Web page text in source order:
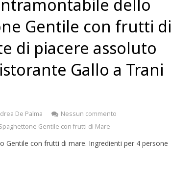
dello
Gentile con frutti di
di piacere assoluto
Gallo a Trani
De Palma
Nessun commento
Gentile con frutti di Mare
Gentile con frutti di mare. Ingredienti per 4 persone